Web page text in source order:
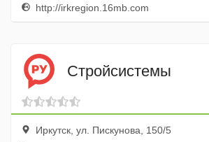
http://irkregion.16mb.com
Стройсистемы
Иркутск, ул. Пискунова, 150/5